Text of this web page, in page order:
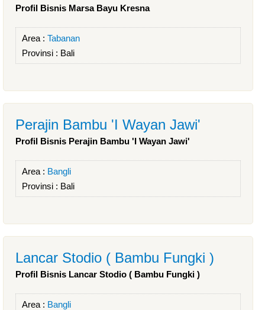
Profil Bisnis Marsa Bayu Kresna
Area : Tabanan
Provinsi : Bali
Perajin Bambu 'I Wayan Jawi'
Profil Bisnis Perajin Bambu 'I Wayan Jawi'
Area : Bangli
Provinsi : Bali
Lancar Stodio ( Bambu Fungki )
Profil Bisnis Lancar Stodio ( Bambu Fungki )
Area : Bangli